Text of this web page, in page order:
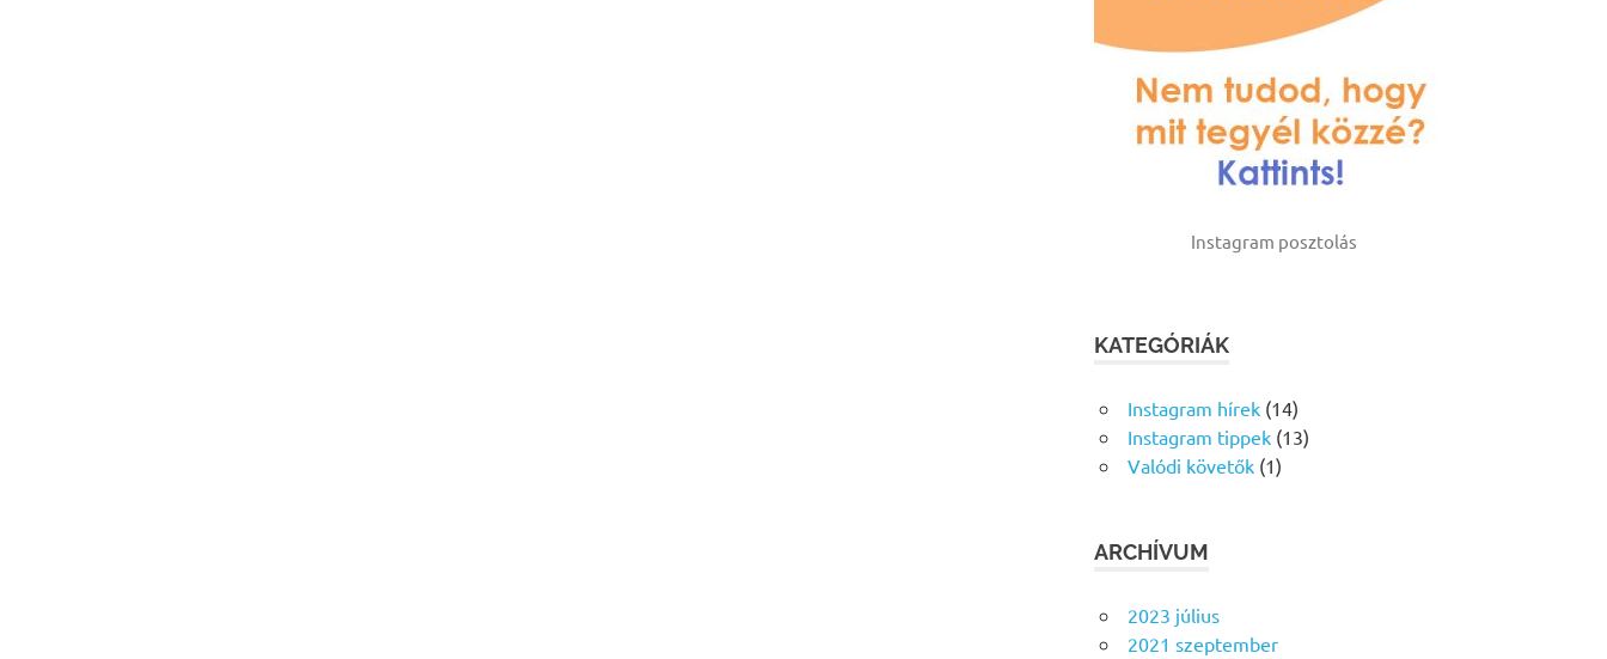
Instagram posztolás
KATEGÓRIÁK
Instagram hírek (14)
Instagram tippek (13)
Valódi követők (1)
ARCHÍVUM
2023 július
2021 szeptember